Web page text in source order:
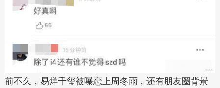
前不久，易烊千玺被曝恋上周冬雨，还有朋友圈背景